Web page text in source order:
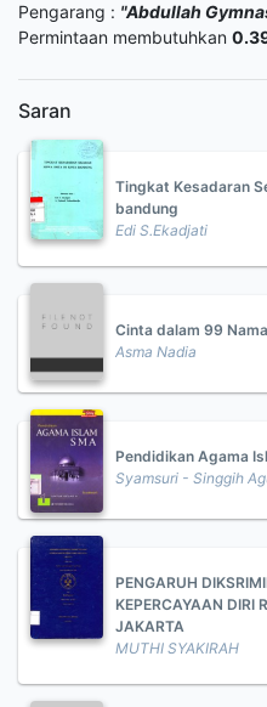
Pengarang : "Abdullah
Permintaan membutuhkan
Saran
Tingkat Kesadaran
bandung
Edi S.Ekadjati
Cinta dalam 99
Asma Nadia
Pendidikan Agama
Syamsuri - Singgih
PENGARUH
KEPERCAYAAN DIRI
JAKARTA
MUTHI SYAKIRAH